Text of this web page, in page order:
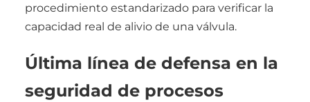
procedimiento estandarizado para verificar la
capacidad real de alivio de una válvula.
Última línea de defensa en la
seguridad de procesos